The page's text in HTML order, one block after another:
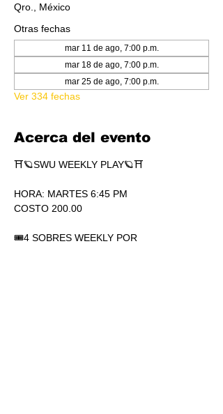
Qro., México
Otras fechas
mar 11 de ago, 7:00 p.m.
mar 18 de ago, 7:00 p.m.
mar 25 de ago, 7:00 p.m.
Ver 334 fechas
Acerca del evento
⛩🪐SWU WEEKLY PLAY🪐⛩
HORA: MARTES 6:45 PM
COSTO 200.00
🎟4 SOBRES WEEKLY POR